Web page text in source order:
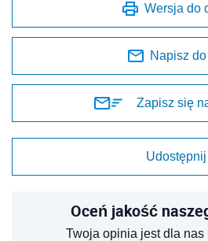
Wersja do
Napisz
Zapisz się
Udostępnij
Oceń jakość
Twoja opinia jest dla nas